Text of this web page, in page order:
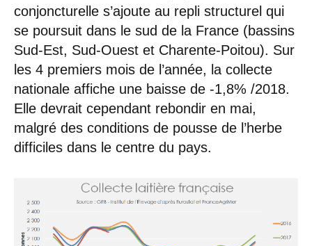
conjoncturelle s’ajoute au repli structurel qui
se poursuit dans le sud de la France (bassins
Sud-Est, Sud-Ouest et Charente-Poitou). Sur
les 4 premiers mois de l’année, la collecte
nationale affiche une baisse de -1,8% /2018.
Elle devrait cependant rebondir en mai,
malgré des conditions de pousse de l’herbe
difficiles dans le centre du pays.